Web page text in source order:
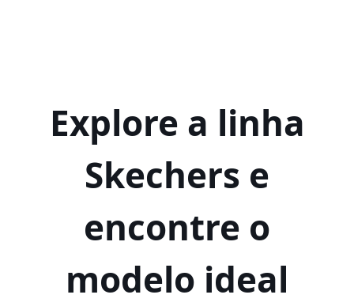
Explore a linha
Skechers e
encontre o
modelo ideal